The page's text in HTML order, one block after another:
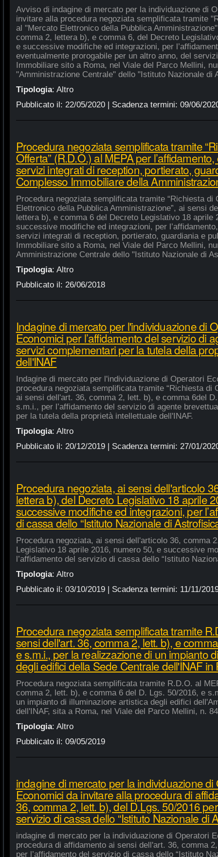
Avviso di indagine di mercato per la individuazione di
invitare alla procedura negoziata semplificata tramite
al "Mercato Elettronico della Pubblica
comma 2, lettera b), e comma 6, del Decreto
e successive modifiche ed integrazioni, per
eventualmente prorogabile per un altro anno, del
Immobiliare sito a Roma, nel Viale del Parco Mellini,
"Amministrazione Centrale" dello "Istituto Nazionale di
Tipologia: Altro
Pubblicato il: 22/05/2020| Scadenza termini: 09/06/
Procedura negoziata semplificata tramite
Offerta” (R.D.O.) al MEPA per
servizi integrati di reception, portierato,
Complesso Immobiliare della
Procedura negoziata semplificata tramite “Richiesta di
Elettronico della Pubblica Amministrazione”, ai sensi
lettera b), e comma 6 del Decreto Legislativo 18 aprile
successive modifiche ed integrazioni, per
servizi integrati di reception, portierato, guardiania e
Immobiliare sito a Roma, nel Viale del Parco Mellini,
Amministrazione Centrale dello "Istituto Nazionale di
Tipologia: Altro
Pubblicato il: 26/06/2018
Indagine di mercato per l'individuazione di
Economici per l’affidamento del servizio di
servizi complementari per la tutela della
dell'INAF
Indagine di mercato per l'individuazione di Operatori
procedura negoziata semplificata tramite “Richiesta di
ai sensi dell'art. 36, comma 2, lett. b), e comma 6del
s.m.i., per l’affidamento del servizio di agente
per la tutela della proprietà intellettuale dell'INAF.
Tipologia: Altro
Pubblicato il: 20/12/2019| Scadenza termini: 27/01/
Procedura negoziata, ai sensi dell'articolo
lettera b), del Decreto Legislativo 18 aprile
successive modifiche ed integrazioni, per
di cassa dello “Istituto Nazionale di
Procedura negoziata, ai sensi dell'articolo 36, comma
Legislativo 18 aprile 2016, numero 50, e successive
l’affidamento del servizio di cassa dello “Istituto
Tipologia: Altro
Pubblicato il: 03/10/2019| Scadenza termini: 11/11/
Procedura negoziata semplificata tramite
sensi dell'art. 36, comma 2, lett. b), e
e s.m.i., per la realizzazione di un impianto
degli edifici della Sede Centrale dell'INAF in
Procedura negoziata semplificata tramite R.D.O. al
comma 2, lett. b), e comma 6 del D. Lgs. 50/2016, e
un impianto di illuminazione artistica degli edifici
dell'INAF, sita a Roma, nel Viale del Parco Mellini, n. 84
Tipologia: Altro
Pubblicato il: 09/05/2019
indagine di mercato per la individuazione di
Economici da invitare alla procedura di
36, comma 2, lett. b), del D.Lgs. 50/2016
servizio di cassa dello “Istituto Nazionale di
indagine di mercato per la individuazione di Operatori
procedura di affidamento ai sensi dell'art. 36, comma
per l’affidamento del servizio di cassa dello “Istituto